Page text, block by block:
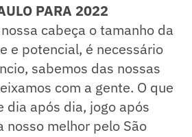
PARA 2022
cabeça o tamanho da
e potencial, é necessário
sabemos das nossas
com a gente. O que
dia após dia, jogo após
nosso melhor pelo São